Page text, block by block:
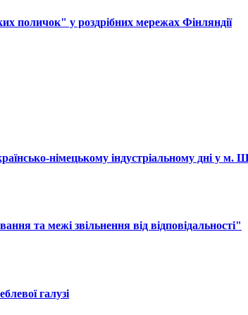
поличок" у роздрібних мережах Фінляндії
німецькому індустріальному дні у м.
та межі звільнення від відповідальності"
галузі